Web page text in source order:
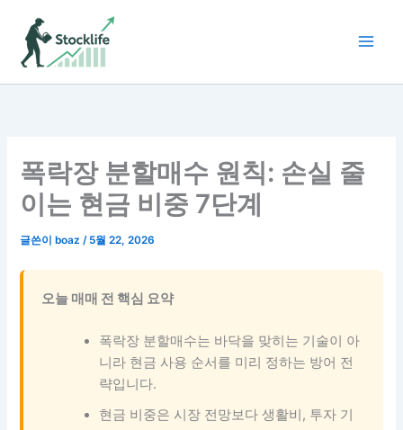
폭락장 분할매수 원칙: 손실 줄
이는 현금 비중 7단계
글쓴이 boaz/ 5월 22, 2026
오늘 매매 전 핵심 요약
폭락장 분할매수는 바닥을 맞히는 기술이 아
니라 현금 사용 순서를 미리 정하는 방어 전
략입니다.
현금 비중은 시장 전망보다 생활비, 투자 기